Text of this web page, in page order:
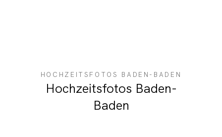
HOCHZEITSFOTOS BADEN-BADEN
Hochzeitsfotos Baden-
Baden